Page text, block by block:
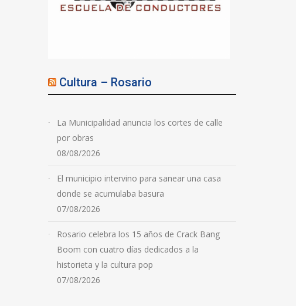
Cultura – Rosario
La Municipalidad anuncia los cortes de calle
por obras
08/08/2026
El municipio intervino para sanear una casa
donde se acumulaba basura
07/08/2026
Rosario celebra los 15 años de Crack Bang
Boom con cuatro días dedicados a la
historieta y la cultura pop
07/08/2026